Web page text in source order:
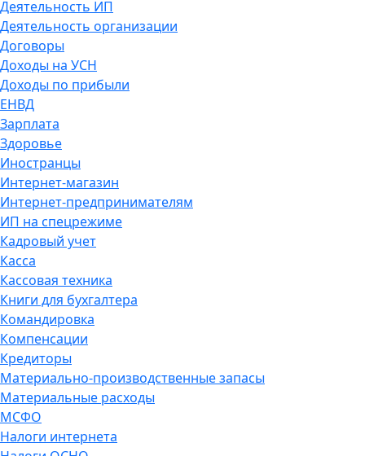
Деятельность ИП
Деятельность организации
Договоры
Доходы на УСН
Доходы по прибыли
ЕНВД
Зарплата
Здоровье
Иностранцы
Интернет-магазин
Интернет-предпринимателям
ИП на спецрежиме
Кадровый учет
Касса
Кассовая техника
Книги для бухгалтера
Командировка
Компенсации
Кредиторы
Материально-производственные запасы
Материальные расходы
МСФО
Налоги интернета